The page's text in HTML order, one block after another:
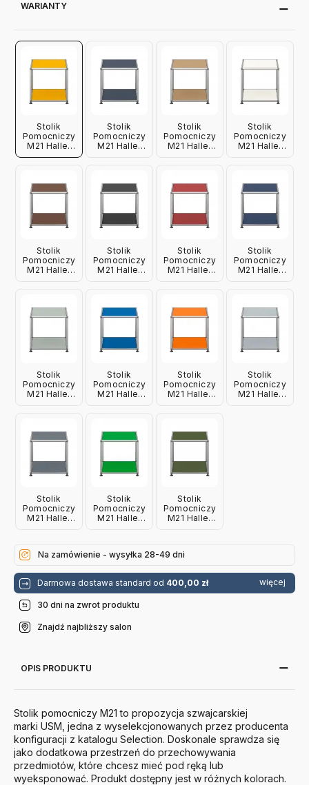
WARIANTY
Stolik
Pomocniczy
M21 Haller
Żółty Usm
Stolik
Pomocniczy
M21 Haller
Stolik
Pomocniczy
M21 Haller
Stolik
Pomocniczy
M21 Haller
Stolik
Pomocniczy
M21 Haller
Stolik
Pomocniczy
M21 Haller
Stolik
Pomocniczy
M21 Haller
Stolik
Pomocniczy
M21 Haller
Stolik
Pomocniczy
M21 Haller
Stolik
Pomocniczy
M21 Haller
Stolik
Pomocniczy
M21 Haller
Stolik
Pomocniczy
M21 Haller
Stolik
Pomocniczy
M21 Haller
Stolik
Pomocniczy
M21 Haller
Stolik
Pomocniczy
M21 Haller
Na zamówienie - wysyłka 28-49 dni
Darmowa dostawa standard od 400,00 zł więcej
30 dni na zwrot produktu
Znajdź najbliższy salon
OPIS PRODUKTU
Stolik pomocniczy M21 to propozycja szwajcarskiej
marki USM , jedna z wyselekcjonowanych przez producenta
konfiguracji z katalogu Selection. Doskonale sprawdza się
jako dodatkowa przestrzeń do przechowywania
przedmiotów, które chcesz mieć pod ręką lub
wyeksponować. Produkt dostępny jest w różnych kolorach.